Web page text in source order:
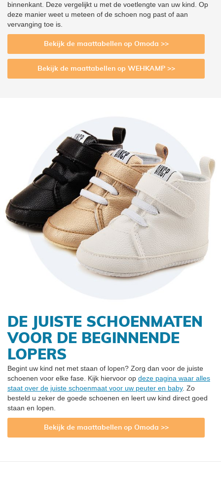
binnenkant. Deze vergelijkt u met de voetlengte van uw kind. Op
deze manier weet u meteen of de schoen nog past of aan
vervanging toe is.
Bekijk de maattabellen op Omoda >>
Bekijk de maattabellen op WEHKAMP >>
DE JUISTE SCHOENMATEN
VOOR DE BEGINNENDE
LOPERS
Begint uw kind net met staan of lopen? Zorg dan voor de juiste
schoenen voor elke fase. Kijk hiervoor op deze pagina waar alles
staat over de juiste schoenmaat voor uw peuter en baby. Zo
besteld u zeker de goede schoenen en leert uw kind direct goed
staan en lopen.
Bekijk de maattabellen op Omoda >>